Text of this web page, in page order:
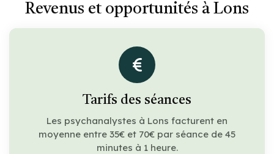
Revenus et opportunités à Lons
Tarifs des séances
Les psychanalystes à Lons facturent en
moyenne entre 35€ et 70€ par séance de 45
minutes à 1 heure.